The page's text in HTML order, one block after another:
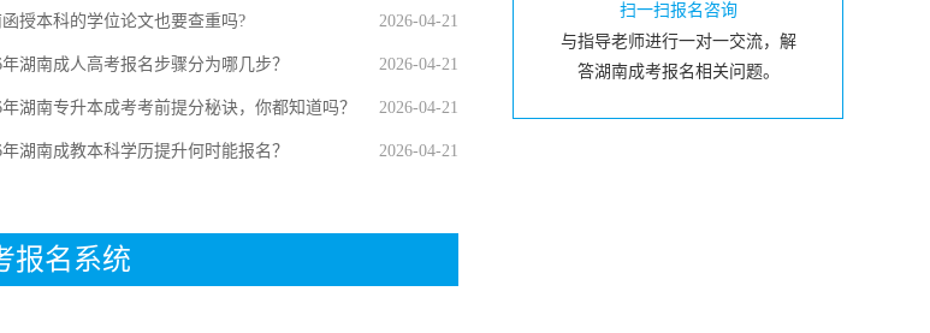
2026-04-21
授本科的学位论文也要查重吗?
2026-04-21
年湖南成人高考报名步骤分为哪几步？
2026-04-21
年湖南专升本成考考前提分秘诀，你都知道吗？
2026-04-21
年湖南成教本科学历提升何时能报名？
报名系统
扫一扫报名咨询
与指导老师进行一对一交流，解
答湖南成考报名相关问题。